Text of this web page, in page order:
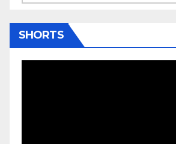
SHORTS